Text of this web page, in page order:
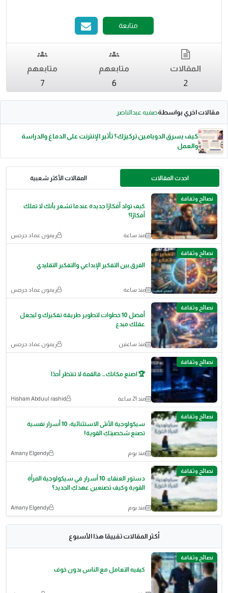
متابعة
المقالات
2
متابعهم
6
متابعهم
7
مقالات اخري بواسطةصفيه عبدالناصر
كيف يسرق الدوبامين تركيزك؟ تأثير الإنترنت على الدماغ والدراسة
والعمل
احدث المقالات المقالات الأكثر شعبية
نصائح وثقافة
كيف تولد أفكارًا جديدة عندما تشعر بأنك لا تملك
أفكارًا؟
منذ ساعة ريمون عماد جرجس
نصائح وثقافة
الفرق بين التفكير الإبداعي والتفكير التقليدي
منذ ساعة ريمون عماد جرجس
نصائح وثقافة
أفضل 10 خطوات لتطوير طريقة تفكيرك و ليجعل
عقلك مبدع
منذ ساعتين ريمون عماد جرجس
نصائح وثقافة
🏆 اصنع مكانك… فالقمة لا تنتظر أحدًا
منذ 21 ساعة Hisham Abduul rashid
نصائح وثقافة
سيكولوجية الأنثى الاستثنائية: 10 أسرار نفسية
تصنع شخصيتكِ القوية!
منذ يوم Amany Elgendy
نصائح وثقافة
دستور العنقاء: 10 أسرار في سيكولوجية المرأة
القوية وكيف تصنعين عهدكِ الجديد؟
منذ يوم Amany Elgendy
أكثر المقالات تقييمًا هذا الأسبوع
نصائح وثقافة
كيفيه التعامل مع الناس بدون خوف